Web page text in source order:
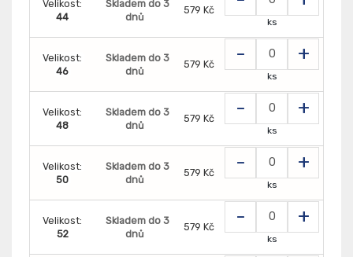
Velikost:
44
Skladem do 3
dnů
579 Kč
ks
Velikost:
46
Skladem do 3
dnů
579 Kč - +
ks
Velikost:
48
Skladem do 3
dnů
579 Kč - +
ks
Velikost:
50
Skladem do 3
dnů
579 Kč - +
ks
Velikost:
52
Skladem do 3
dnů
579 Kč - +
ks